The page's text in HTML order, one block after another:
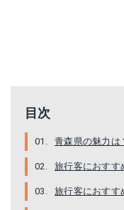
目次
青森県の魅力は
旅行客におすす
旅行客におすす